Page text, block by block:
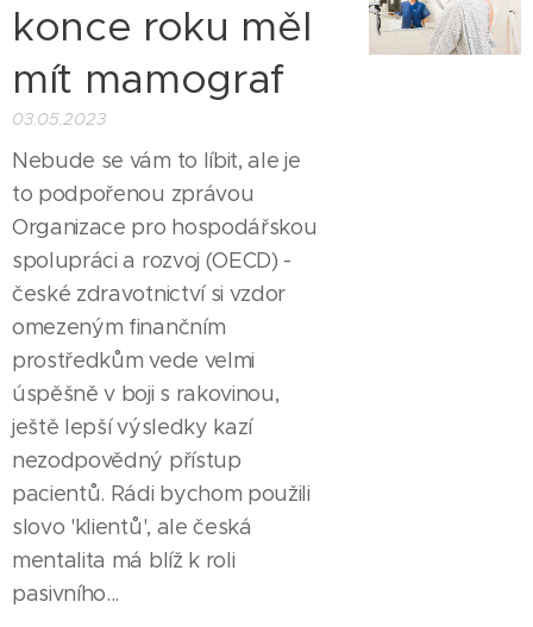
konce roku měl
mít mamograf
03.05.2023
Nebude se vám to líbit, ale je
to podpořenou zprávou
Organizace pro hospodářskou
spolupráci a rozvoj (OECD) -
české zdravotnictví si vzdor
omezeným finančním
prostředkům vede velmi
úspěšně v boji s rakovinou,
ještě lepší výsledky kazí
nezodpovědný přístup
pacientů. Rádi bychom použili
slovo 'klientů', ale česká
mentalita má blíž k roli
pasivního...